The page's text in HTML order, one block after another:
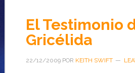
El Testimonio
Gricélida
22/12/2009POR KEITH SWIFT